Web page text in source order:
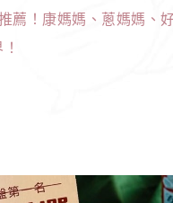
薦！康媽媽、蔥媽媽、